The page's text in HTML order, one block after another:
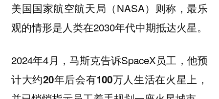
美国国家航空航天局（NASA）则称，最乐
观的情形是人类在2030年代中期抵达火星。
2024年4月，马斯克告诉SpaceX员工，他预
计大约20年后会有100万人生活在火星上 ，